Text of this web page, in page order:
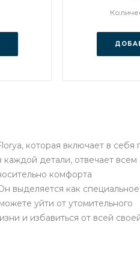
которая включает в себя
каждой детали, отвечает всем
комфорта
выделяется как специальное
уйти от утомительного
и избавиться от всей